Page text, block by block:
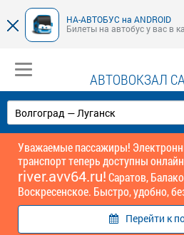
НА-АВТОБУС на ANDROID
Билеты на автобус у вас в
АВТОВОКЗАЛ
Уважаемые пассажиры!
транспорт теперь доступны
river.avv64.ru!Саратов,
Воскресенское. Быстро, удобно,
Перейти к